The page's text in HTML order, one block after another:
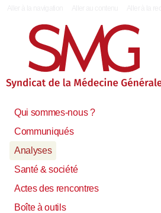
Qui sommes-nous ?
Communiqués
Analyses
Santé & société
Actes des rencontres
Boîte à outils